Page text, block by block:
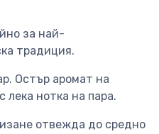
за най-
традиция.
Остър аромат на
лека нотка на пара.
отвежда до средно